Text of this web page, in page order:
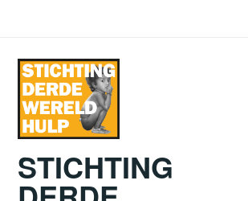
inhoud
STICHTING